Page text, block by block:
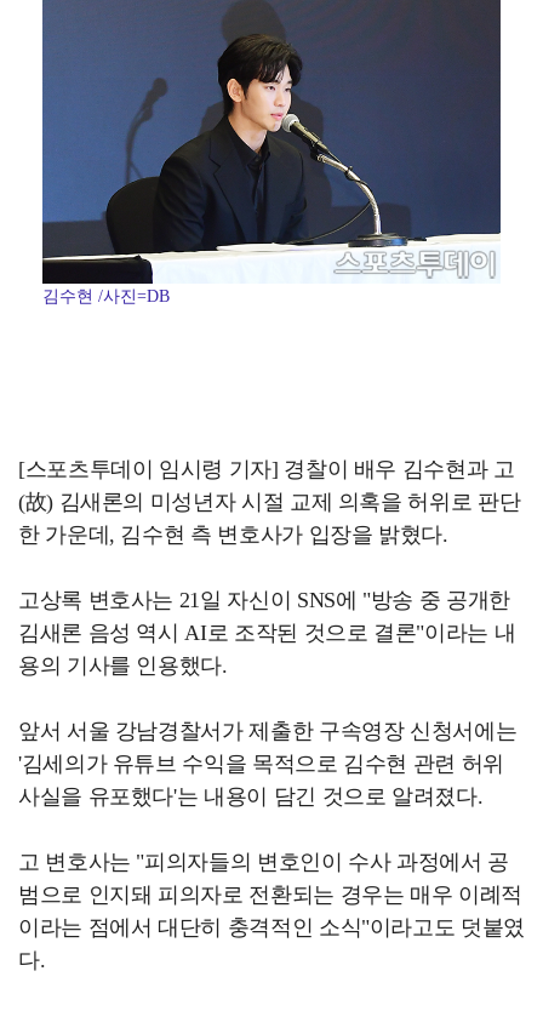
[ST포토] 문정민, 자신감 가득
[ST포토] 고지우, 신중한 퍼팅
[ST포토] 문정민, 버디 성공
김수현 /사진=DB
[스포츠투데이 임시령 기자] 경찰이 배우 김수현과 고
(故) 김새론의 미성년자 시절 교제 의혹을 허위로 판단
한 가운데, 김수현 측 변호사가 입장을 밝혔다.
고상록 변호사는 21일 자신이 SNS에 "방송 중 공개한
김새론 음성 역시 AI로 조작된 것으로 결론"이라는 내
용의 기사를 인용했다.
앞서 서울 강남경찰서가 제출한 구속영장 신청서에는
'김세의가 유튜브 수익을 목적으로 김수현 관련 허위
사실을 유포했다'는 내용이 담긴 것으로 알려졌다.
고 변호사는 "피의자들의 변호인이 수사 과정에서 공
범으로 인지돼 피의자로 전환되는 경우는 매우 이례적
이라는 점에서 대단히 충격적인 소식"이라고도 덧붙였
다.